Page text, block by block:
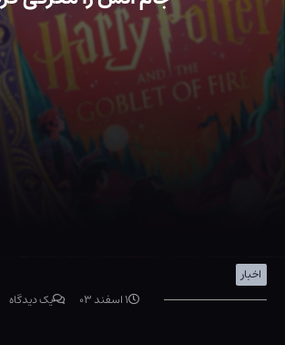
اخبار
۱ اسفند ۰۳
یک دیدگاه